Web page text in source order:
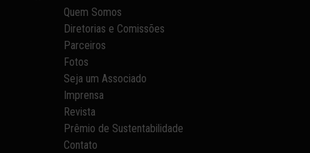
Quem Somos
Diretorias e Comissões
Parceiros
Fotos
Seja um Associado
Imprensa
Revista
Prêmio de Sustentabilidade
Contato